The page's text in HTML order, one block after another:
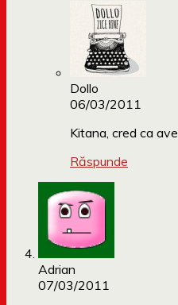
Dollo
06/03/2011
Kitana, cred ca
Răspunde
Adrian
07/03/2011